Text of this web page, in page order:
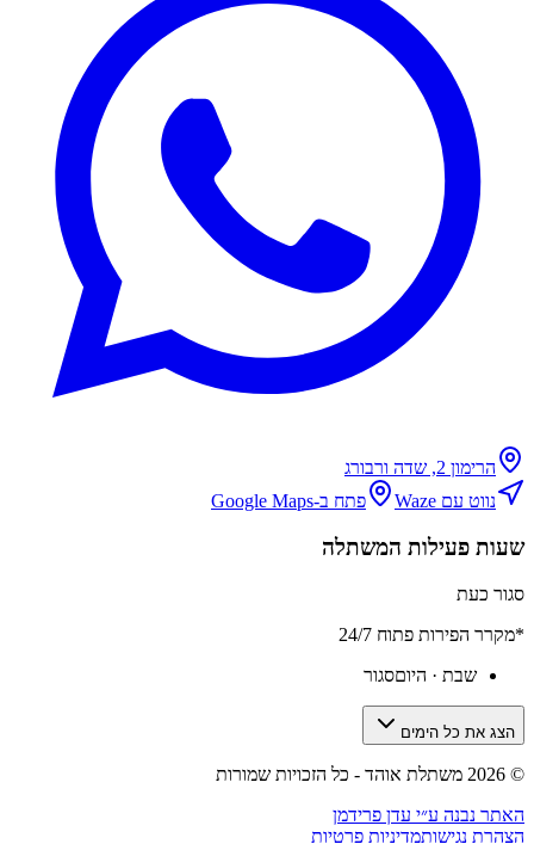
הרימון 2, שדה ורבורג
נווט עם Waze
פתח ב-Google Maps
שעות פעילות המשתלה
סגור כעת
*מקרר הפירות פתוח 24/7
שבת · היוםסגור
הצג את כל הימים
©
2026 משתלת אוהד - כל הזכויות שמורות
האתר נבנה ע״י עדן פרידמן
הצהרת נגישותמדיניות פרטיות